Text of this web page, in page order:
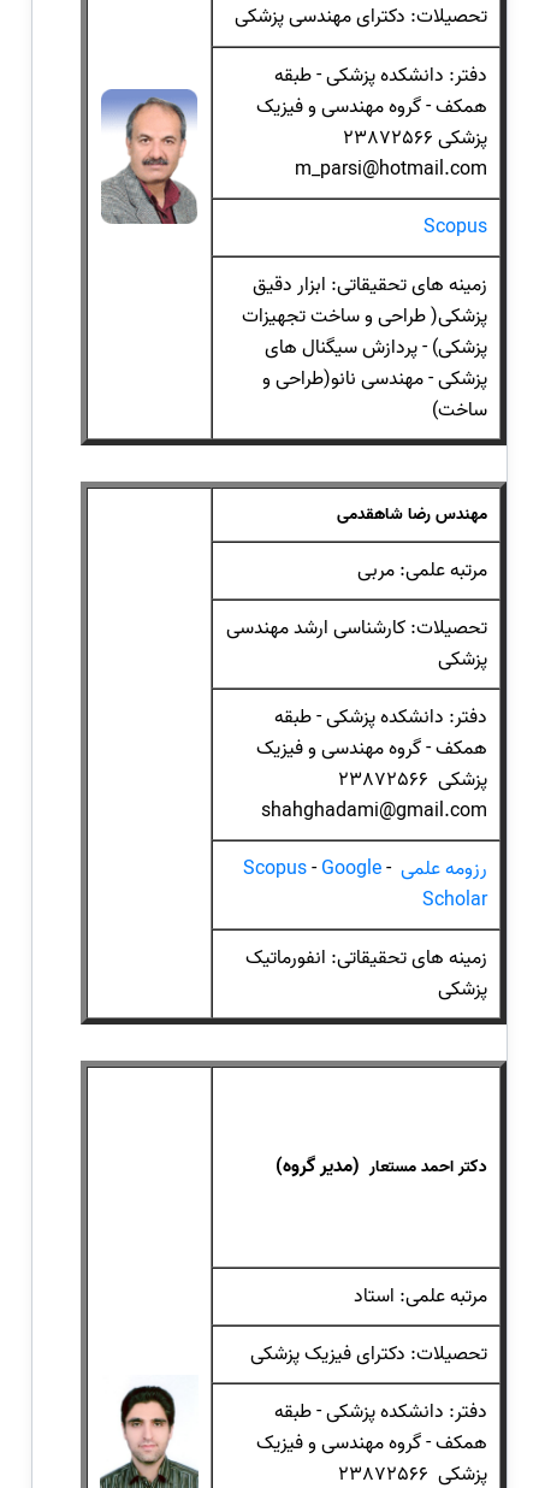
تحصیلات: دکترای مهندسی پزشکی
دفتر: دانشکده پزشکی - طبقه
همکف - گروه مهندسی و فیزیک
پزشکی 23872566
m_parsi@hotmail.com
Scopus
زمینه های تحقیقاتی: ابزار دقیق
پزشکی( طراحی و ساخت تجهیزات
پزشکی) - پردازش سیگنال های
پزشکی - مهندسی نانو(طراحی و
ساخت)
مهندس رضا شاهقدمی
مرتبه علمی: مربی
تحصیلات: کارشناسی ارشد مهندسی
پزشکی
دفتر: دانشکده پزشکی - طبقه
همکف - گروه مهندسی و فیزیک
پزشکی 23872566
shahghadami@gmail.com
رزومه علمی-
Scopus-Google
Scholar
زمینه های تحقیقاتی: انفورماتیک
پزشکی
دکتر احمد مستعار (مدیر گروه)
مرتبه علمی: استاد
تحصیلات: دکترای فیزیک پزشکی
دفتر: دانشکده پزشکی - طبقه
همکف - گروه مهندسی و فیزیک
پزشکی 23872566